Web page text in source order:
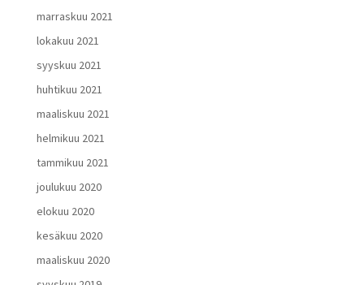
marraskuu 2021
lokakuu 2021
syyskuu 2021
huhtikuu 2021
maaliskuu 2021
helmikuu 2021
tammikuu 2021
joulukuu 2020
elokuu 2020
kesäkuu 2020
maaliskuu 2020